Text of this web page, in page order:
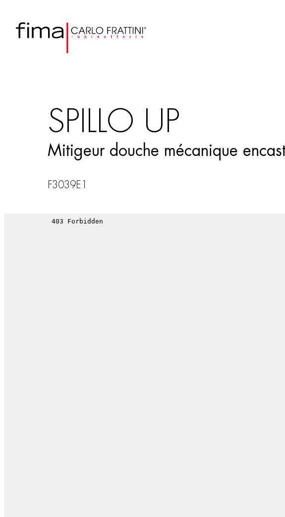
SPILLO UP
Mitigeur douche mécanique
F3039E1